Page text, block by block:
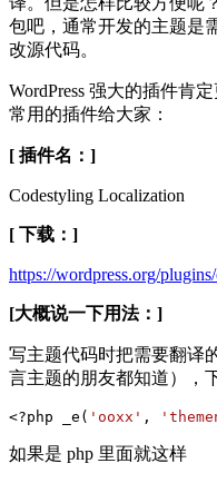
包吧，通常开发的主题是
改源代码。
WordPress 强大的插件肯
常用的插件给大家：
[ 插件名：]
Codestyling Localization
[ 下载：]
https://wordpress.org/
[大概说一下用法：]
写主题代码时把需要翻译
言主题的朋友都知道），
<?php _e( 'ooxx' ,
如果是 php 里面就这样